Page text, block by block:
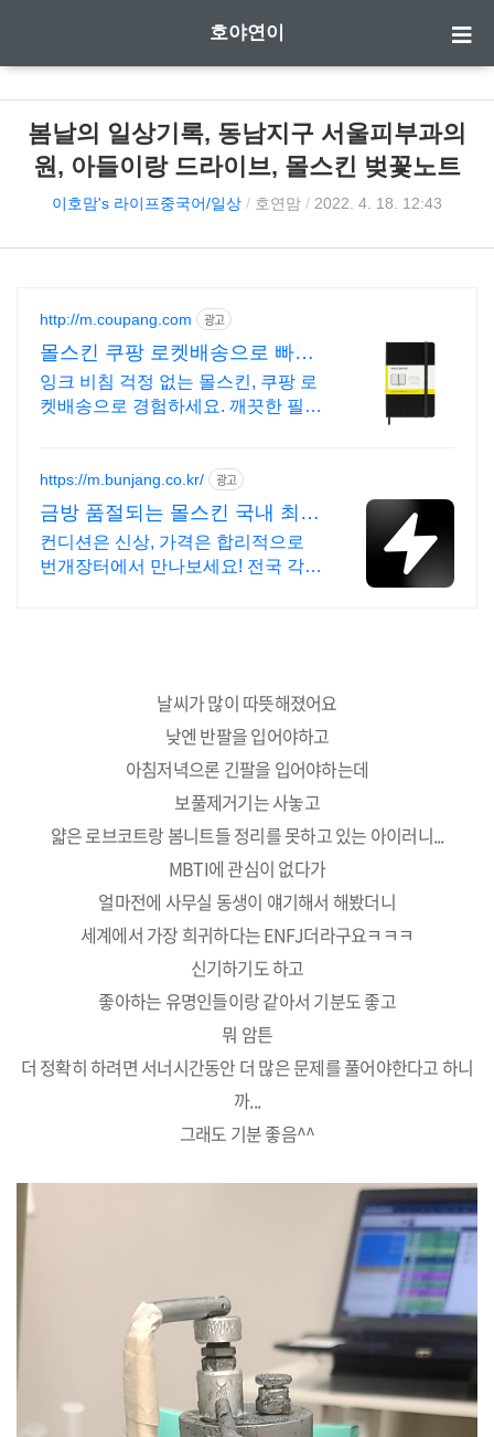
호야연이
봄날의 일상기록, 동남지구 서울피부과의
원, 아들이랑 드라이브, 몰스킨 벚꽃노트
이호맘's 라이프중국어/일상 / 호연맘 / 2022. 4. 18. 12:43
http://m.coupang.com 광고
몰스킨 쿠팡 로켓배송으로 빠르
게 준비
잉크 비침 걱정 없는 몰스킨, 쿠팡 로
켓배송으로 경험하세요. 깨끗한 필기
https://m.bunjang.co.kr/ 광고
금방 품절되는 몰스킨 국내 최대
브랜드 중고거래
컨디션은 신상, 가격은 합리적으로
번개장터에서 만나보세요! 전국 각지
날씨가 많이 따뜻해졌어요
낮엔 반팔을 입어야하고
아침저녁으론 긴팔을 입어야하는데
보풀제거기는 사놓고
얇은 로브코트랑 봄니트들 정리를 못하고 있는 아이러니...
MBTI에 관심이 없다가
얼마전에 사무실 동생이 얘기해서 해봤더니
세계에서 가장 희귀하다는 ENFJ더라구요ㅋㅋㅋ
신기하기도 하고
좋아하는 유명인들이랑 같아서 기분도 좋고
뭐 암튼
더 정확히 하려면 서너시간동안 더 많은 문제를 풀어야한다고 하니
까...
그래도 기분 좋음^^